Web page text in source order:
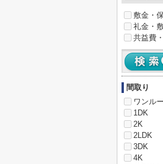
敷金・
礼金・
共益費
間取り
ワンル
1DK
2K
2LDK
3DK
4K